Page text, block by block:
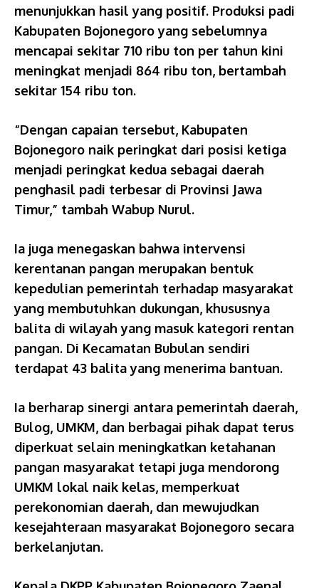
menunjukkan hasil yang positif. Produksi padi
Kabupaten Bojonegoro yang sebelumnya
mencapai sekitar 710 ribu ton per tahun kini
meningkat menjadi 864 ribu ton, bertambah
sekitar 154 ribu ton.
“Dengan capaian tersebut, Kabupaten
Bojonegoro naik peringkat dari posisi ketiga
menjadi peringkat kedua sebagai daerah
penghasil padi terbesar di Provinsi Jawa
Timur,” tambah Wabup Nurul.
Ia juga menegaskan bahwa intervensi
kerentanan pangan merupakan bentuk
kepedulian pemerintah terhadap masyarakat
yang membutuhkan dukungan, khususnya
balita di wilayah yang masuk kategori rentan
pangan. Di Kecamatan Bubulan sendiri
terdapat 43 balita yang menerima bantuan.
Ia berharap sinergi antara pemerintah daerah,
Bulog, UMKM, dan berbagai pihak dapat terus
diperkuat selain meningkatkan ketahanan
pangan masyarakat tetapi juga mendorong
UMKM lokal naik kelas, memperkuat
perekonomian daerah, dan mewujudkan
kesejahteraan masyarakat Bojonegoro secara
berkelanjutan.